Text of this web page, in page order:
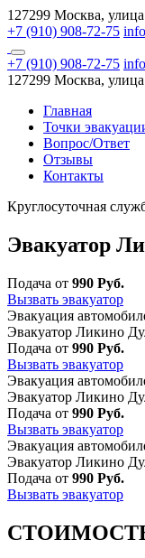
127299 Москва,
+7 (910) 908-72-75
+7 (910) 908-72-75
127299 Москва,
Главная
Точки
Вопрос/Ответ
Отзывы
Контакты
Круглосуточная
Эвакуатор
Подача от 990 Руб.
Вызвать эвакуатор
Эвакуация
Эвакуатор Ликино
Подача от 990 Руб.
Вызвать эвакуатор
Эвакуация
Эвакуатор Ликино
Подача от 990 Руб.
Вызвать эвакуатор
Эвакуация
Эвакуатор Ликино
Подача от 990 Руб.
Вызвать эвакуатор